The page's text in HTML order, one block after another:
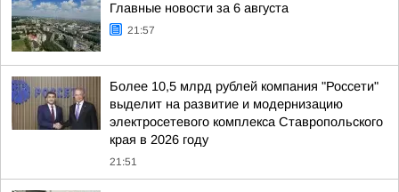
Главные новости за 6 августа
21:57
Более 10,5 млрд рублей компания "Россети"
выделит на развитие и модернизацию
электросетевого комплекса Ставропольского
края в 2026 году
21:51